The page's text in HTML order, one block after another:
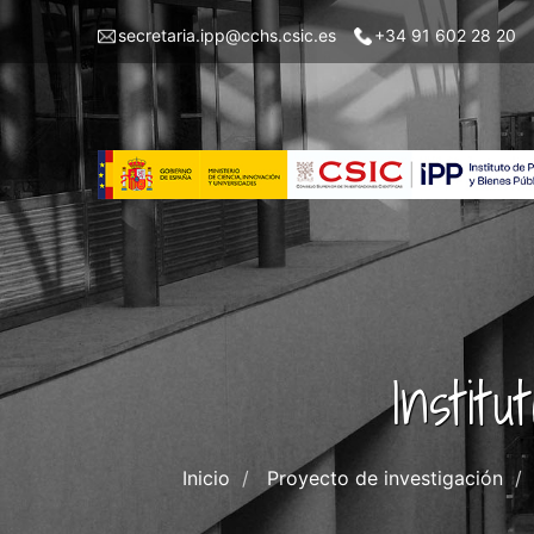
Pasar
contenido
principal
Menu
IPP
secretaria.ipp@cchs.csic.es +34 91 602 28 20
Inicio Proyecto de investigación